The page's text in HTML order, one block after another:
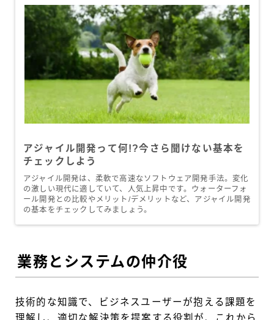
アジャイル開発って何!?今さら聞けない基本を
チェックしよう
アジャイル開発は、柔軟で高速なソフトウェア開発手法。変化
の激しい現代に適していて、人気上昇中です。ウォーターフォ
ール開発との比較やメリット/デメリットなど、アジャイル開発
の基本をチェックしてみましょう。
業務とシステムの仲介役
技術的な知識で、ビジネスユーザーが抱える課題を
理解し、適切な解決策を提案する役割が、これから